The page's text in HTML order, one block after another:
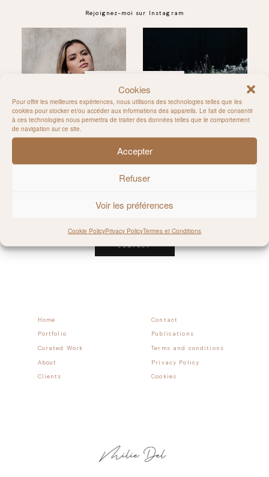
Cookies
Pour offrir les meilleures expériences, nous utilisons des technologies telles que les
cookies pour stocker et/ou accéder aux informations des appareils. Le fait de consentir
à ces technologies nous permettra de traiter des données telles que le comportement
de navigation sur ce site.
Accepter
Refuser
Voir les préférences
Cookie PolicyPrivacy PolicyTermes et Conditions
Rejoignez-moi sur Instagram
Contact
Home
Publications
Portfolio
Terms and conditions
Curated Work
CONTACT
Privacy Policy
About
Cookies
Clients